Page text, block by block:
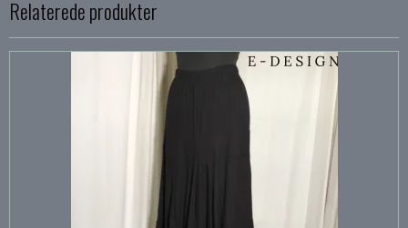
Relaterede produkter